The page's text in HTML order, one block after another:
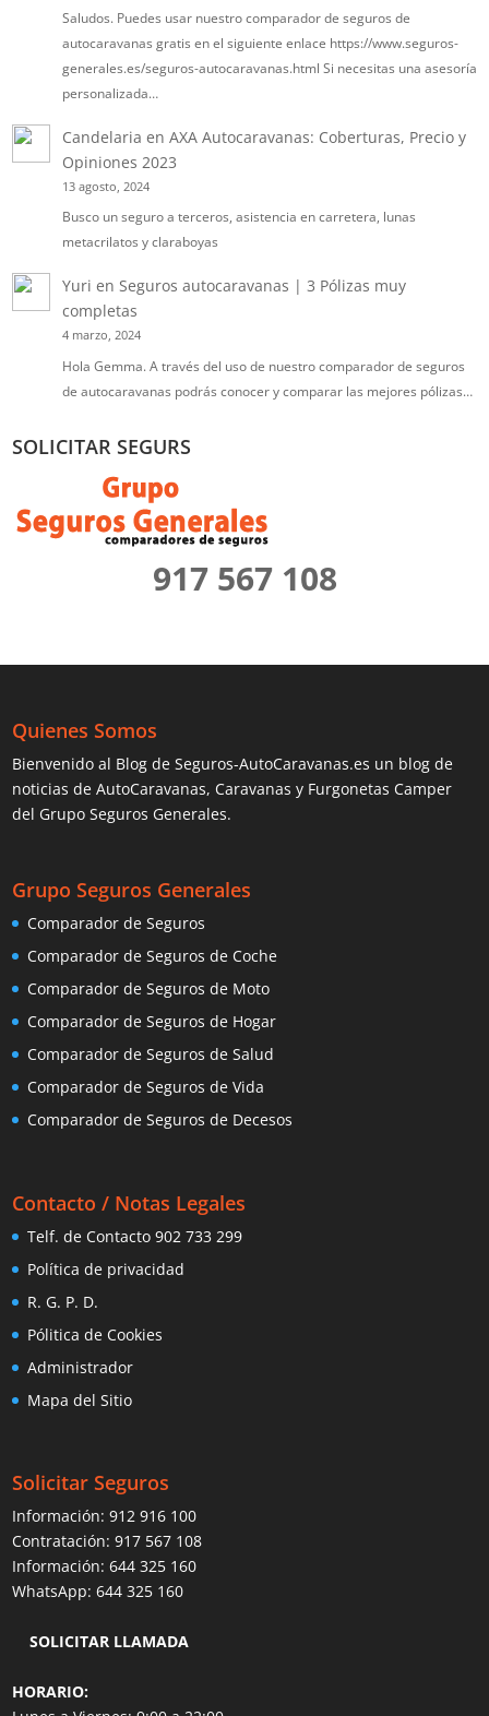
Saludos. Puedes usar nuestro comparador de seguros de
autocaravanas gratis en el siguiente enlace https://www.seguros-
generales.es/seguros-autocaravanas.html Si necesitas una asesoría
personalizada…
Candelaria en AXA Autocaravanas: Coberturas, Precio y
Opiniones 2023
13 agosto, 2024
Busco un seguro a terceros, asistencia en carretera, lunas
metacrilatos y claraboyas
Yuri en Seguros autocaravanas | 3 Pólizas muy
completas
4 marzo, 2024
Hola Gemma. A través del uso de nuestro comparador de seguros
de autocaravanas podrás conocer y comparar las mejores pólizas…
SOLICITAR SEGURS
917 567 108
Quienes Somos
Bienvenido al Blog de Seguros-AutoCaravanas.es un blog de
noticias de AutoCaravanas, Caravanas y Furgonetas Camper
del Grupo Seguros Generales.
Grupo Seguros Generales
Comparador de Seguros
Comparador de Seguros de Coche
Comparador de Seguros de Moto
Comparador de Seguros de Hogar
Comparador de Seguros de Salud
Comparador de Seguros de Vida
Comparador de Seguros de Decesos
Contacto / Notas Legales
Telf. de Contacto 902 733 299
Política de privacidad
R. G. P. D.
Pólitica de Cookies
Administrador
Mapa del Sitio
Solicitar Seguros
Información:912 916 100
Contratación:917 567 108
Información:644 325 160
WhatsApp:644 325 160
SOLICITAR LLAMADA
HORARIO: